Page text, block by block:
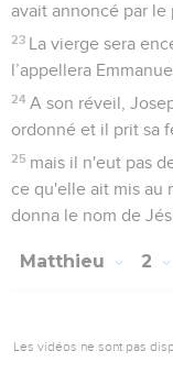
avait annoncé par le
23 La vierge sera
l’appellera
24 A son réveil,
ordonné et il prit sa
25 mais il n'eut pas
ce qu'elle ait mis au
donna le nom de
Matthieu 2
Les vidéos ne sont pas